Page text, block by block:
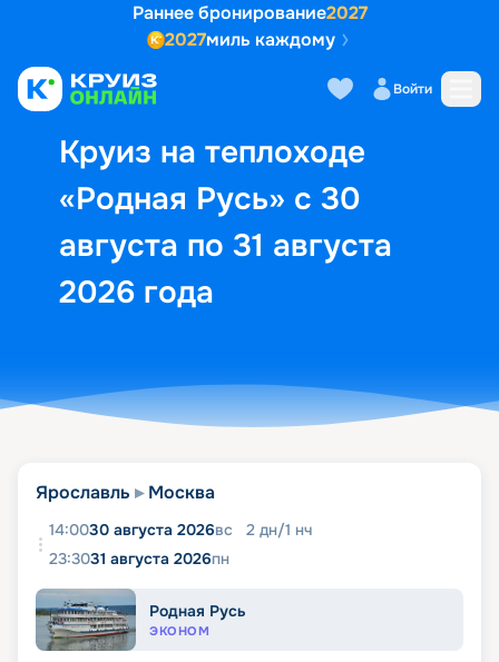
Раннее бронирование2027
2027миль каждому
Войти
Круиз на теплоходе
«Родная Русь» с 30
августа по 31 августа
2026 года
Выбор кают Маршрут и
Ярославль Москва
14:0030 августа 2026вс 2 дн/1 нч
23:3031 августа 2026пн
Родная Русь
ЭКОНОМ